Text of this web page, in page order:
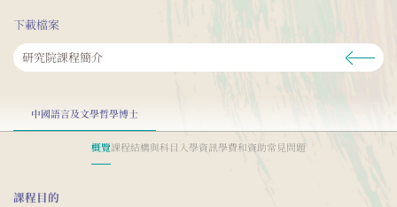
下載檔案
研究院課程簡介
中國語言及文學哲學博士
概覽課程結構與科目 入學資訊學費和資助常見問題
課程目的